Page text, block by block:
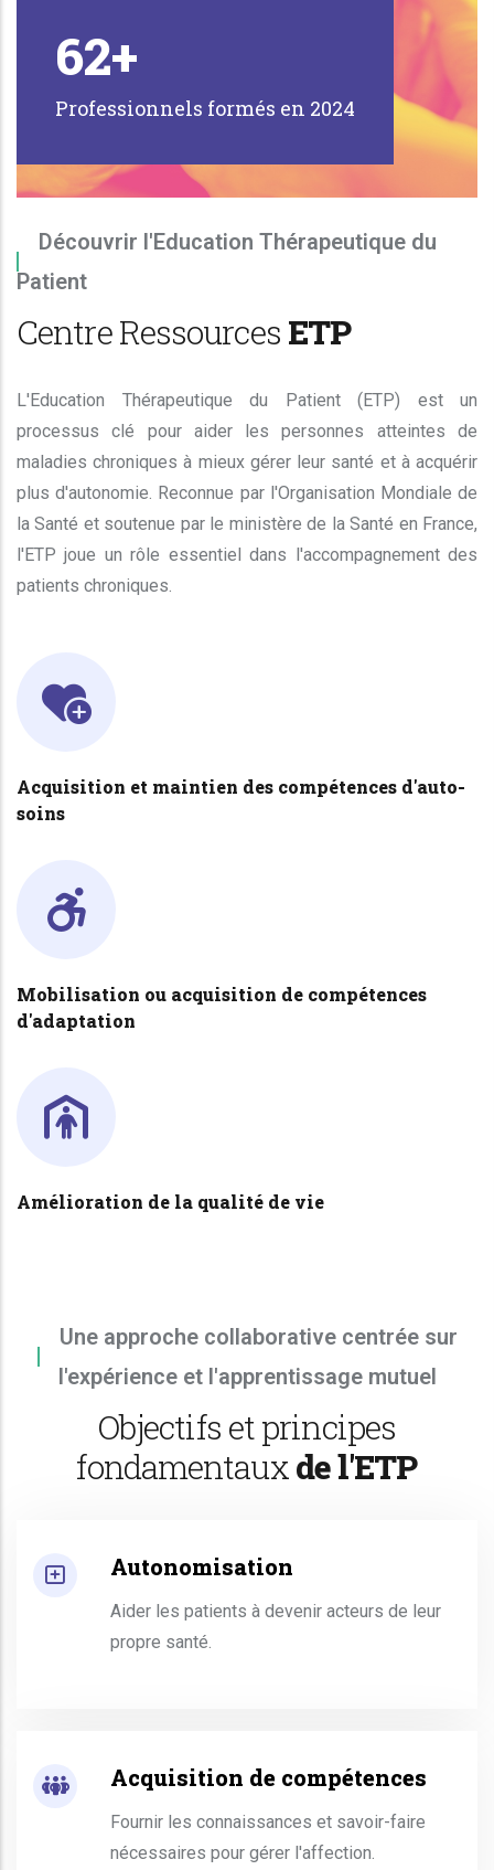
62+
Professionnels formés en 2024
Découvrir l'Education Thérapeutique du
Patient
Centre Ressources ETP
L'Education Thérapeutique du Patient (ETP) est un
processus clé pour aider les personnes atteintes de
maladies chroniques à mieux gérer leur santé et à acquérir
plus d'autonomie. Reconnue par l'Organisation Mondiale de
la Santé et soutenue par le ministère de la Santé en France,
l'ETP joue un rôle essentiel dans l'accompagnement des
patients chroniques.
Acquisition et maintien des compétences d'auto-
soins
Mobilisation ou acquisition de compétences
d'adaptation
Amélioration de la qualité de vie
Une approche collaborative centrée sur
l'expérience et l'apprentissage mutuel
Objectifs et principes
fondamentauxde l'ETP
Autonomisation
Aider les patients à devenir acteurs de leur
propre santé.
Acquisition de compétences
Fournir les connaissances et savoir-faire
nécessaires pour gérer l'affection.